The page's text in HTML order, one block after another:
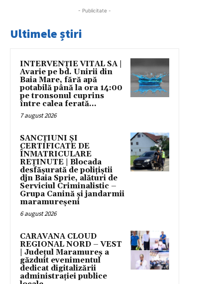
- Publicitate -
Ultimele știri
INTERVENȚIE VITAL SA |
Avarie pe bd. Unirii din
Baia Mare, fără apă
potabilă până la ora 14:00
pe tronsonul cuprins
între calea ferată...
7 august 2026
SANCȚIUNI ȘI
CERTIFICATE DE
ÎNMATRICULARE
REȚINUTE | Blocada
desfășurată de polițiștii
djn Baia Sprie, alături de
Serviciul Criminalistic –
Grupa Canină și jandarmii
maramureșeni
6 august 2026
CARAVANA CLOUD
REGIONAL NORD – VEST
| Județul Maramureș a
găzduit evenimentul
dedicat digitalizării
administrației publice